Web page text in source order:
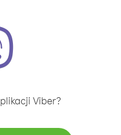
Viber?